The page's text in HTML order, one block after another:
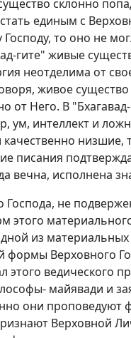
склонно
единым с
то оно не
гите" живые
неотделима от
живое
от Него. В
ум, интеллект и
качественно низшие,
писания
вечна, исполнена
Господа, не
этого
из
формы Верховного
этого ведического
майявади и
они проповедуют
Верховной